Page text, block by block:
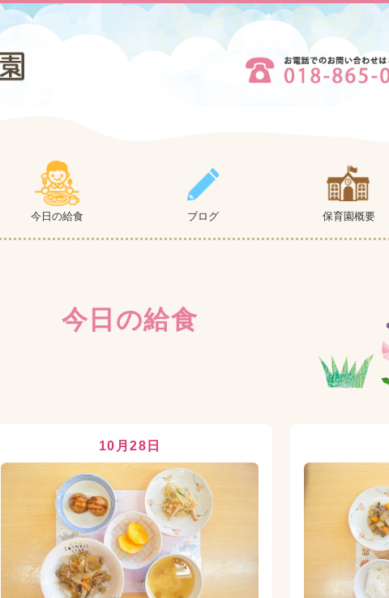
今日の給食 ブログ 保育園概要
今日の給食
10月28日